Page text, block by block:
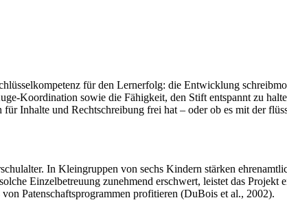
für den Lernerfolg: die Entwicklung
Koordination sowie die Fähigkeit, den Stift entspannt zu
Inhalte und Rechtschreibung frei hat – oder ob es mit der
In Kleingruppen von sechs Kindern stärken
Einzelbetreuung zunehmend erschwert, leistet das
Patenschaftsprogrammen profitieren (DuBois et al., 2002).